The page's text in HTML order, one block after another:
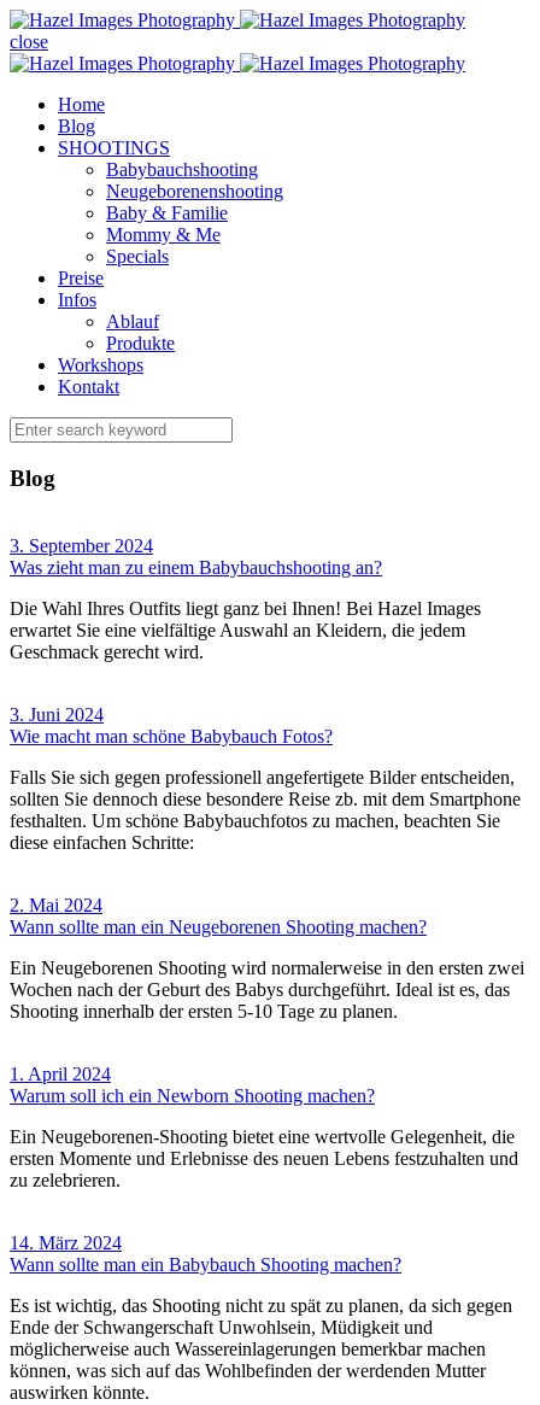
close
Home
Blog
SHOOTINGS
Babybauchshooting
Neugeborenenshooting
Baby & Familie
Mommy & Me
Specials
Preise
Infos
Ablauf
Produkte
Workshops
Kontakt
Blog
3. September 2024
Was zieht man zu einem Babybauchshooting an?
Die Wahl Ihres Outfits liegt ganz bei Ihnen! Bei Hazel Images
erwartet Sie eine vielfältige Auswahl an Kleidern, die jedem
Geschmack gerecht wird.
3. Juni 2024
Wie macht man schöne Babybauch Fotos?
Falls Sie sich gegen professionell angefertigete Bilder entscheiden,
sollten Sie dennoch diese besondere Reise zb. mit dem Smartphone
festhalten. Um schöne Babybauchfotos zu machen, beachten Sie
diese einfachen Schritte:
2. Mai 2024
Wann sollte man ein Neugeborenen Shooting machen?
Ein Neugeborenen Shooting wird normalerweise in den ersten zwei
Wochen nach der Geburt des Babys durchgeführt. Ideal ist es, das
Shooting innerhalb der ersten 5-10 Tage zu planen.
1. April 2024
Warum soll ich ein Newborn Shooting machen?
Ein Neugeborenen-Shooting bietet eine wertvolle Gelegenheit, die
ersten Momente und Erlebnisse des neuen Lebens festzuhalten und
zu zelebrieren.
14. März 2024
Wann sollte man ein Babybauch Shooting machen?
Es ist wichtig, das Shooting nicht zu spät zu planen, da sich gegen
Ende der Schwangerschaft Unwohlsein, Müdigkeit und
möglicherweise auch Wassereinlagerungen bemerkbar machen
können, was sich auf das Wohlbefinden der werdenden Mutter
auswirken könnte.